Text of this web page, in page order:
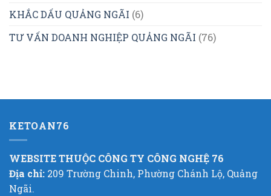
KHẮC DẤU QUẢNG NGÃI (6)
TƯ VẤN DOANH NGHIỆP QUẢNG NGÃI (76)
KETOAN76
WEBSITE THUỘC CÔNG TY CÔNG NGHỆ 76
Địa chỉ: 209 Trường Chinh, Phường Chánh Lộ, Quảng
Ngãi.